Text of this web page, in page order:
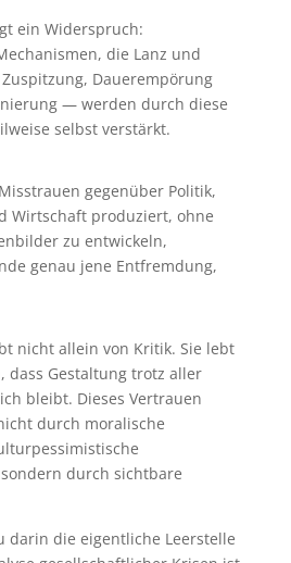
ein Widerspruch:
die Lanz und
Dauerempörung
— werden durch diese
selbst verstärkt.
gegenüber Politik,
Wirtschaft produziert, ohne
zu entwickeln,
genau jene Entfremdung,
nicht allein von Kritik. Sie lebt
dass Gestaltung trotz aller
bleibt. Dieses Vertrauen
durch moralische
durch sichtbare
darin die eigentliche Leerstelle